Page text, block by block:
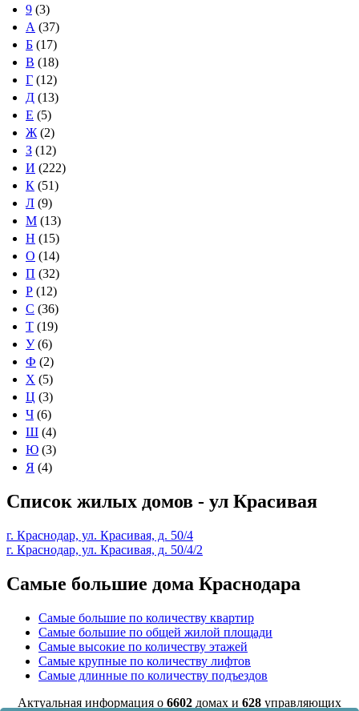
9 (3)
А (37)
Б (17)
В (18)
Г (12)
Д (13)
Е (5)
Ж (2)
З (12)
И (222)
К (51)
Л (9)
М (13)
Н (15)
О (14)
П (32)
Р (12)
С (36)
Т (19)
У(6)
Ф (2)
Х (5)
Ц (3)
Ч (6)
Ш (4)
Ю (3)
Я (4)
Список жилых домов - ул Красивая
г. Краснодар, ул. Красивая, д. 50/4
г. Краснодар, ул. Красивая, д. 50/4/2
Самые большие дома Краснодара
Самые большие по количеству квартир
Самые большие по общей жилой площади
Самые высокие по количеству этажей
Самые крупные по количеству лифтов
Самые длинные по количеству подъездов
Актуальная информация о 6602 домах и 628 управляющих